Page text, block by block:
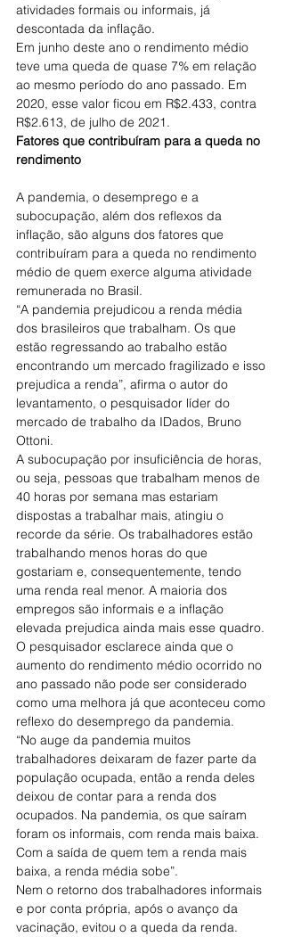
atividades formais ou informais, já
descontada da inflação.
Em junho deste ano o rendimento médio
teve uma queda de quase 7% em relação
ao mesmo período do ano passado. Em
2020, esse valor ficou em R$2.433, contra
R$2.613, de julho de 2021.
Fatores que contribuíram para a queda no
rendimento
A pandemia, o desemprego e a
subocupação, além dos reflexos da
inflação, são alguns dos fatores que
contribuíram para a queda no rendimento
médio de quem exerce alguma atividade
remunerada no Brasil.
“A pandemia prejudicou a renda média
dos brasileiros que trabalham. Os que
estão regressando ao trabalho estão
encontrando um mercado fragilizado e isso
prejudica a renda”, afirma o autor do
levantamento, o pesquisador líder do
mercado de trabalho da IDados, Bruno
Ottoni.
A subocupação por insuficiência de horas,
ou seja, pessoas que trabalham menos de
40 horas por semana mas estariam
dispostas a trabalhar mais, atingiu o
recorde da série. Os trabalhadores estão
trabalhando menos horas do que
gostariam e, consequentemente, tendo
uma renda real menor. A maioria dos
empregos são informais e a inflação
elevada prejudica ainda mais esse quadro.
O pesquisador esclarece ainda que o
aumento do rendimento médio ocorrido no
ano passado não pode ser considerado
como uma melhora já que aconteceu como
reflexo do desemprego da pandemia.
“No auge da pandemia muitos
trabalhadores deixaram de fazer parte da
população ocupada, então a renda deles
deixou de contar para a renda dos
ocupados. Na pandemia, os que saíram
foram os informais, com renda mais baixa.
Com a saída de quem tem a renda mais
baixa, a renda média sobe”.
Nem o retorno dos trabalhadores informais
e por conta própria, após o avanço da
vacinação, evitou o a queda da renda.